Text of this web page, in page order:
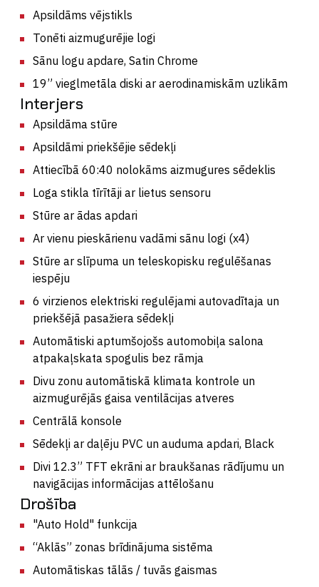
Apsildāms vējstikls
Tonēti aizmugurējie logi
Sānu logu apdare, Satin Chrome
19” vieglmetāla diski ar aerodinamiskām uzlikām
Interjers
Apsildāma stūre
Apsildāmi priekšējie sēdekļi
Attiecībā 60:40 nolokāms aizmugures sēdeklis
Loga stikla tīrītāji ar lietus sensoru
Stūre ar ādas apdari
Ar vienu pieskārienu vadāmi sānu logi (x4)
Stūre ar slīpuma un teleskopisku regulēšanas
iespēju
6 virzienos elektriski regulējami autovadītaja un
priekšējā pasažiera sēdekļi
Automātiski aptumšojošs automobiļa salona
atpakaļskata spogulis bez rāmja
Divu zonu automātiskā klimata kontrole un
aizmugurējās gaisa ventilācijas atveres
Centrālā konsole
Sēdekļi ar daļēju PVC un auduma apdari, Black
Divi 12.3” TFT ekrāni ar braukšanas rādījumu un
navigācijas informācijas attēlošanu
Drošība
"Auto Hold" funkcija
“Aklās” zonas brīdinājuma sistēma
Automātiskas tālās / tuvās gaismas